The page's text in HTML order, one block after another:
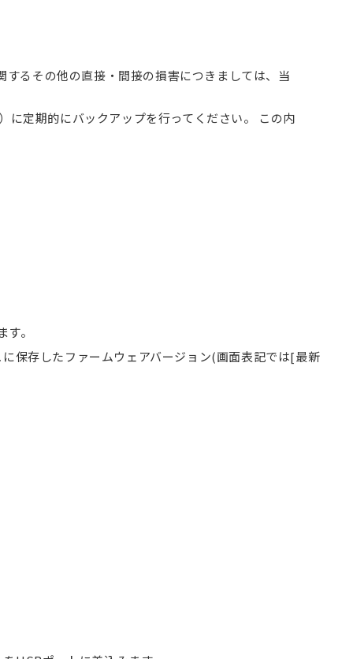
るその他の直接・間接の損害につきましては、当
に定期的にバックアップを行ってください。 この内
。
保存したファームウェアバージョン(画面表記では[最新